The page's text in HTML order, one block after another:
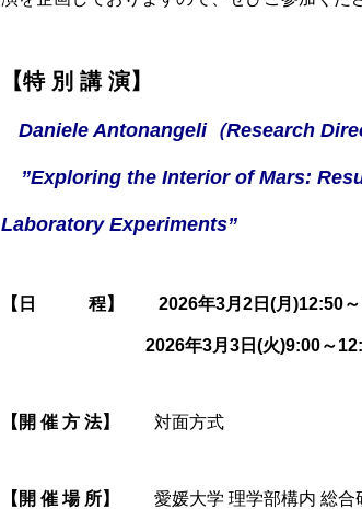
【特 別 講 演】
Daniele Antonangeli（Research
”Exploring the Interior of Mars:
Laboratory Experiments”
【日 程】 2026年3月2日(月)12:50～
2026年3月3日(火)9:00～12:
【開 催 方 法】 対面方式
【開 催 場 所】 愛媛大学 理学部構内 総合